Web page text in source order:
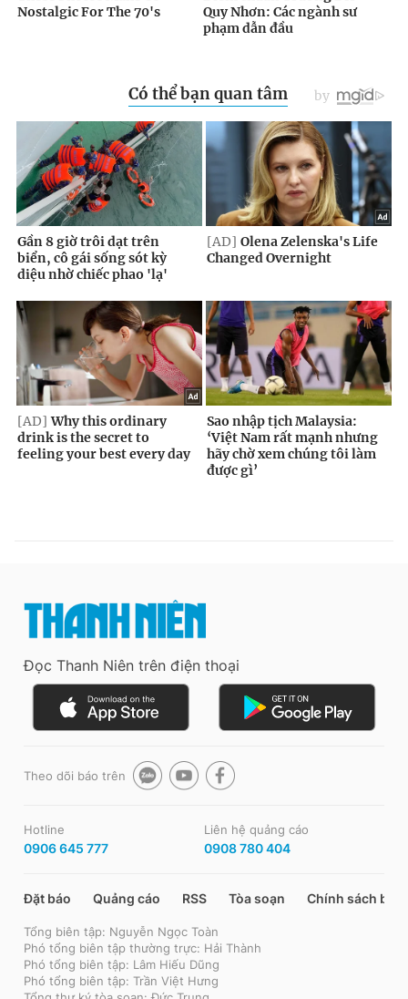
Đọc Thanh Niên trên điện thoại
Theo dõi báo trên
Hotline
0906 645 777
Liên hệ quảng cáo
0908 780 404
Đặt báo Quảng cáo RSS Tòa soạn Chính sách bảo
Tổng biên tập: Nguyễn Ngọc Toàn
Phó tổng biên tập thường trực: Hải Thành
Phó tổng biên tập: Lâm Hiếu Dũng
Phó tổng biên tập: Trần Việt Hưng